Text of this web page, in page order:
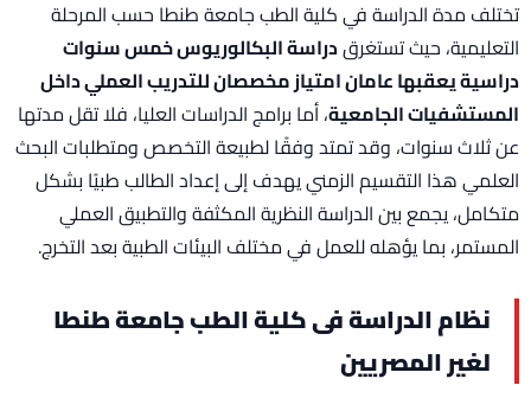
تختلف مدة الدراسة في كلية الطب جامعة طنطا حسب المرحلة
التعليمية، حيث تستغرقدراسة البكالوريوس خمس سنوات
دراسية يعقبها عامان امتياز مخصصان للتدريب العملي داخل
المستشفيات الجامعية، أما برامج الدراسات العليا، فلا تقل مدتها
عن ثلاث سنوات، وقد تمتد وفقًا لطبيعة التخصص ومتطلبات البحث
العلمي هذا التقسيم الزمني يهدف إلى إعداد الطالب طبيًا بشكل
متكامل، يجمع بين الدراسة النظرية المكثفة والتطبيق العملي
المستمر، بما يؤهله للعمل في مختلف البيئات الطبية بعد التخرج.
نظام الدراسة فى كلية الطب جامعة طنطا
لغير المصريين